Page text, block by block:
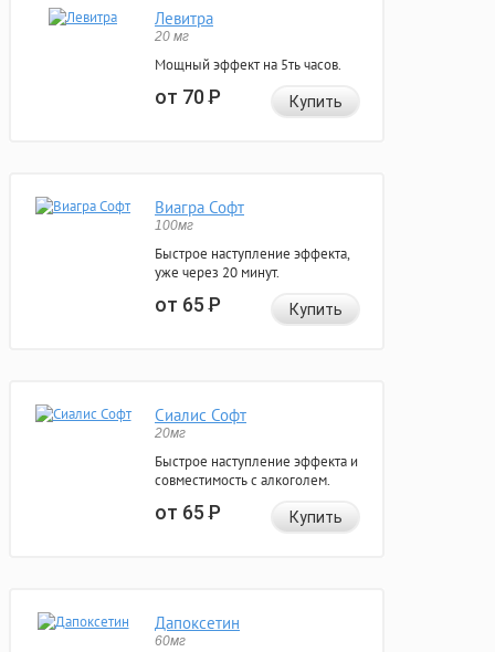
Левитра
20 мг
Мощный эффект на 5ть часов.
от 70Р Купить
Виагра Софт
100мг
Быстрое наступление эффекта,
уже через 20 минут.
от 65Р Купить
Сиалис Софт
20мг
Быстрое наступление эффекта и
совместимость с алкоголем.
от 65Р Купить
Дапоксетин
60мг